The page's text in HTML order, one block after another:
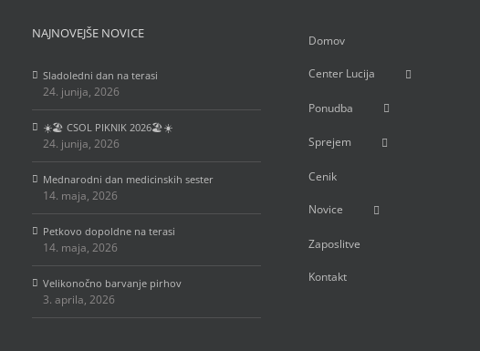
NAJNOVEJŠE NOVICE
Sladoledni dan na terasi
24. junija, 2026
☀️🏖️ CSOL PIKNIK 2026🏖️☀️
24. junija, 2026
Mednarodni dan medicinskih sester
14. maja, 2026
Petkovo dopoldne na terasi
14. maja, 2026
Velikonočno barvanje pirhov
3. aprila, 2026
Domov
Center Lucija
Ponudba
Sprejem
Cenik
Novice
Zaposlitve
Kontakt